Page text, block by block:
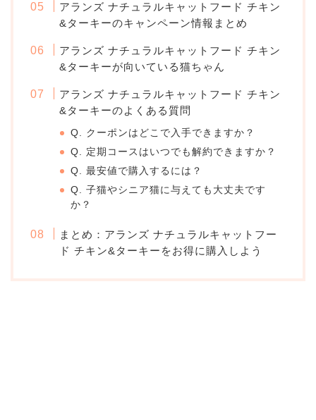
アランズ ナチュラルキャットフード チキン
&ターキーのキャンペーン情報まとめ
アランズ ナチュラルキャットフード チキン
&ターキーが向いている猫ちゃん
アランズ ナチュラルキャットフード チキン
&ターキーのよくある質問
Q. クーポンはどこで入手できますか？
Q. 定期コースはいつでも解約できますか？
Q. 最安値で購入するには？
Q. 子猫やシニア猫に与えても大丈夫です
か？
まとめ：アランズ ナチュラルキャットフー
ド チキン&ターキーをお得に購入しよう